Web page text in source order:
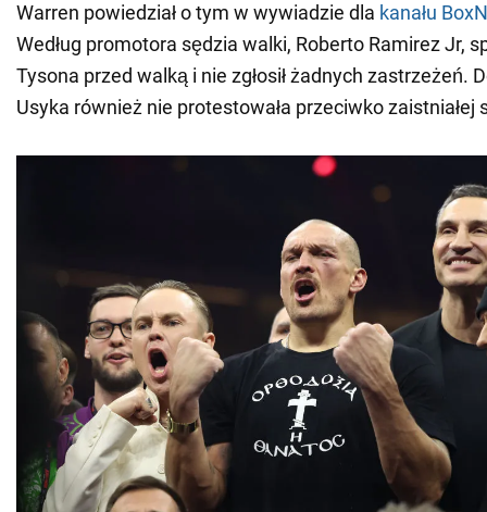
Warren powiedział o tym w wywiadzie dla kanału
Według promotora sędzia walki, Roberto Ramirez Jr,
Tysona przed walką i nie zgłosił żadnych zastrzeżeń.
Usyka również nie protestowała przeciwko zaistniałej